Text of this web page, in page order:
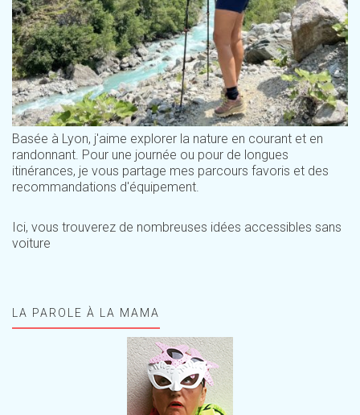
Basée à Lyon, j'aime explorer la nature en courant et en
randonnant. Pour une journée ou pour de longues
itinérances, je vous partage mes parcours favoris et des
recommandations d'équipement.
Ici, vous trouverez de nombreuses idées accessibles sans
voiture
LA PAROLE À LA MAMA